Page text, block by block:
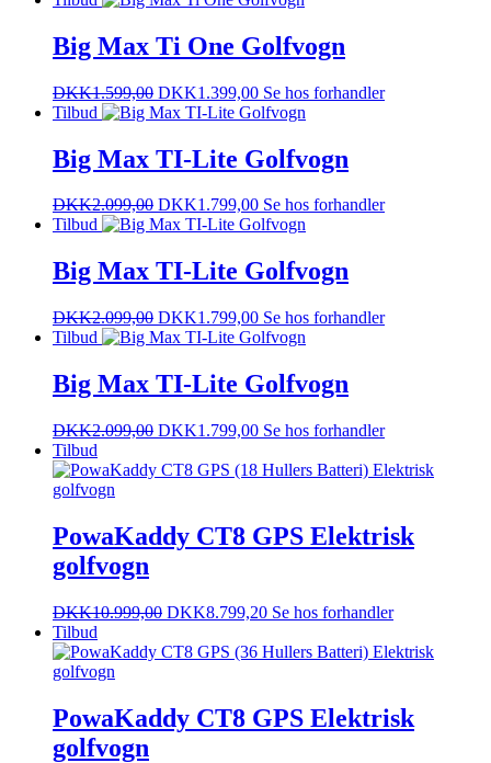
Big Max Ti One Golfvogn
DKK1.599,00 DKK1.399,00 Se hos forhandler
Tilbud
Big Max TI-Lite Golfvogn
DKK2.099,00 DKK1.799,00 Se hos forhandler
Tilbud
Big Max TI-Lite Golfvogn
DKK2.099,00 DKK1.799,00 Se hos forhandler
Tilbud
Big Max TI-Lite Golfvogn
DKK2.099,00 DKK1.799,00 Se hos forhandler
Tilbud
PowaKaddy CT8 GPS Elektrisk
golfvogn
DKK10.999,00 DKK8.799,20 Se hos forhandler
Tilbud
PowaKaddy CT8 GPS Elektrisk
golfvogn